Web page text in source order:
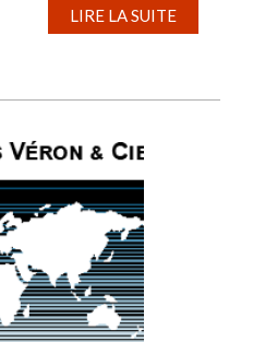
LIRE LA SUITE